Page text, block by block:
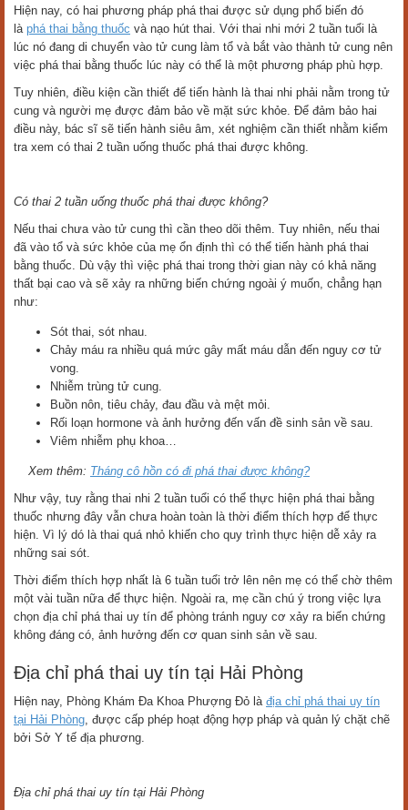
Hiện nay, có hai phương pháp phá thai được sử dụng phổ biến đó
là phá thai bằng thuốc và nạo hút thai. Với thai nhi mới 2 tuần tuổi là
lúc nó đang di chuyển vào tử cung làm tổ và bắt vào thành tử cung nên
việc phá thai bằng thuốc lúc này có thể là một phương pháp phù hợp.
Tuy nhiên, điều kiện cần thiết để tiến hành là thai nhi phải nằm trong tử
cung và người mẹ được đảm bảo về mặt sức khỏe. Để đảm bảo hai
điều này, bác sĩ sẽ tiến hành siêu âm, xét nghiệm cần thiết nhằm kiểm
tra xem có thai 2 tuần uống thuốc phá thai được không.
Có thai 2 tuần uống thuốc phá thai được không?
Nếu thai chưa vào tử cung thì cần theo dõi thêm. Tuy nhiên, nếu thai
đã vào tổ và sức khỏe của mẹ ổn định thì có thể tiến hành phá thai
bằng thuốc. Dù vậy thì việc phá thai trong thời gian này có khả năng
thất bại cao và sẽ xảy ra những biến chứng ngoài ý muốn, chẳng hạn
như:
Sót thai, sót nhau.
Chảy máu ra nhiều quá mức gây mất máu dẫn đến nguy cơ tử
vong.
Nhiễm trùng tử cung.
Buồn nôn, tiêu chảy, đau đầu và mệt mỏi.
Rối loạn hormone và ảnh hưởng đến vấn đề sinh sản về sau.
Viêm nhiễm phụ khoa…
Xem thêm: Tháng cô hồn có đi phá thai được không?
Như vậy, tuy rằng thai nhi 2 tuần tuổi có thể thực hiện phá thai bằng
thuốc nhưng đây vẫn chưa hoàn toàn là thời điểm thích hợp để thực
hiện. Vì lý dó là thai quá nhỏ khiến cho quy trình thực hiện dễ xảy ra
những sai sót.
Thời điểm thích hợp nhất là 6 tuần tuổi trở lên nên mẹ có thể chờ thêm
một vài tuần nữa để thực hiện. Ngoài ra, mẹ cần chú ý trong việc lựa
chọn địa chỉ phá thai uy tín để phòng tránh nguy cơ xảy ra biến chứng
không đáng có, ảnh hưởng đến cơ quan sinh sản về sau.
Địa chỉ phá thai uy tín tại Hải Phòng
Hiện nay, Phòng Khám Đa Khoa Phượng Đỏ là địa chỉ phá thai uy tín
tại Hải Phòng, được cấp phép hoạt động hợp pháp và quản lý chặt chẽ
bởi Sở Y tế địa phương.
Địa chỉ phá thai uy tín tại Hải Phòng